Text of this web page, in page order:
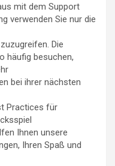
mit dem Support
verwenden Sie nur die
Die
häufig besuchen,
bei ihrer nächsten
Practices für
Ihnen unsere
Ihren Spaß und